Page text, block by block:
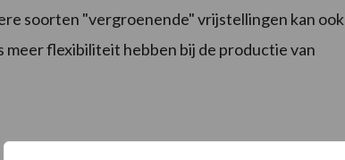
soorten "vergroenende"vrijstellingen kan ook
flexibiliteit hebben bij de productie van